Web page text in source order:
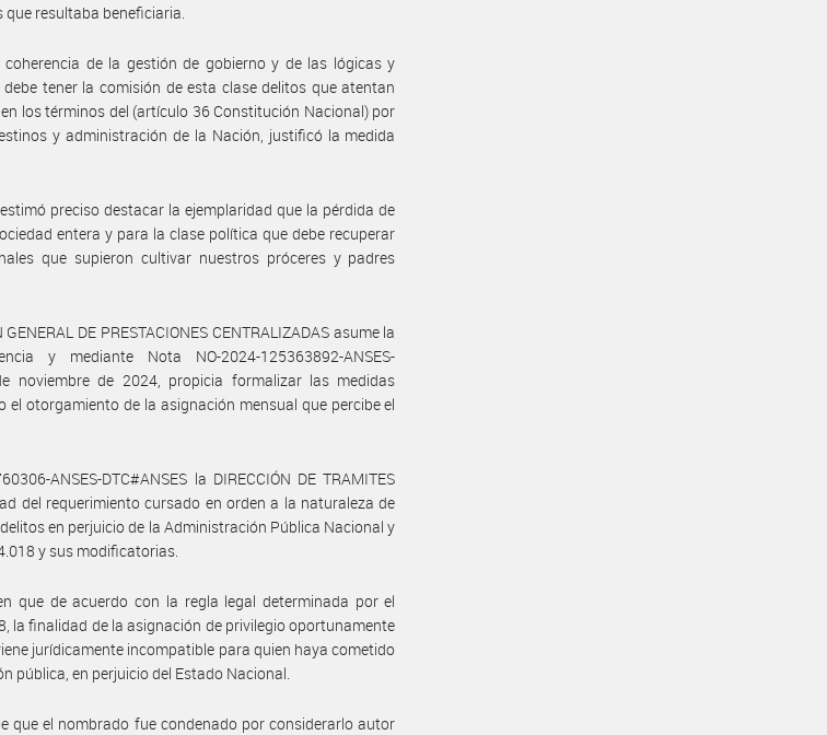
que resultaba beneficiaria.
de la gestión de gobierno y de las lógicas y
tener la comisión de esta clase delitos que atentan
los términos del (artículo 36 Constitución Nacional) por
y administración de la Nación, justificó la medida
preciso destacar la ejemplaridad que la pérdida de
entera y para la clase política que debe recuperar
que supieron cultivar nuestros próceres y padres
DE PRESTACIONES CENTRALIZADAS asume la
y mediante Nota NO-2024-125363892-ANSES-
noviembre de 2024, propicia formalizar las medidas
el otorgamiento de la asignación mensual que percibe el
ANSES-DTC#ANSES la DIRECCIÓN DE TRAMITES
del requerimiento cursado en orden a la naturaleza de
en perjuicio de la Administración Pública Nacional y
y sus modificatorias.
que de acuerdo con la regla legal determinada por el
la finalidad de la asignación de privilegio oportunamente
jurídicamente incompatible para quien haya cometido
pública, en perjuicio del Estado Nacional.
que el nombrado fue condenado por considerarlo autor